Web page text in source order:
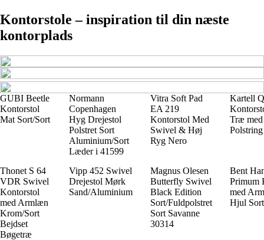
Kontorstole – inspiration til din næste
kontorplads
GUBI Beetle
Kontorstol
Mat Sort/Sort
Normann
Copenhagen
Hyg Drejestol
Polstret Sort
Aluminium/Sort
Læder i 41599
Vitra Soft Pad
EA 219
Kontorstol Med
Swivel & Høj
Ryg Nero
Kartell
Træ
Polstring
Thonet S 64
VDR Swivel
Kontorstol
med Armlæn
Krom/Sort
Bejdset
Bøgetræ
Vipp 452 Swivel
Drejestol Mørk
Sand/Aluminium
Magnus Olesen
Butterfly Swivel
Black Edition
Sort/Fuldpolstret
Sort Savanne
30314
Bent
Primum
med
Hjul